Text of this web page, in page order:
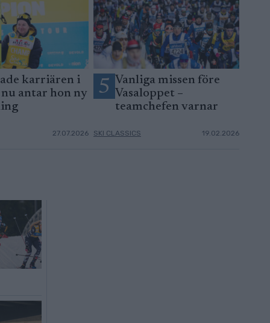
karriären i
antar hon ny
27.07.2026
5
Vanliga missen före
Vasaloppet –
teamchefen varnar
SKI CLASSICS 19.02.2026